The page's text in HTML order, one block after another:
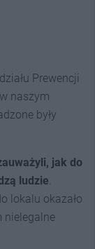
Prewencji
naszym
były
jak do
ludzie.
lokalu okazało
nielegalne